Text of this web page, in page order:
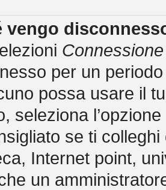
vengo
per un
possa usare il
seleziona
se ti
Internet point,
un